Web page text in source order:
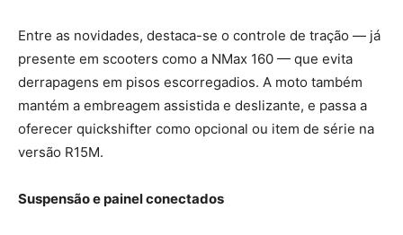
Entre as novidades, destaca-se o controle de tração — já
presente em scooters como a NMax 160 — que evita
derrapagens em pisos escorregadios. A moto também
mantém a embreagem assistida e deslizante, e passa a
oferecer quickshifter como opcional ou item de série na
versão R15M.
Suspensão e painel conectados